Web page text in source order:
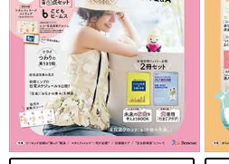
るよ」と、ポジティブな声かけをし
料理する、手芸をするなど手先を動
かすのもおすすめです。手先や体を
を切り替えやすくなります。
効果的なストレス対処法は人によっ
によっても異なります。1つの方法
プローチでストレスを発散できるよ